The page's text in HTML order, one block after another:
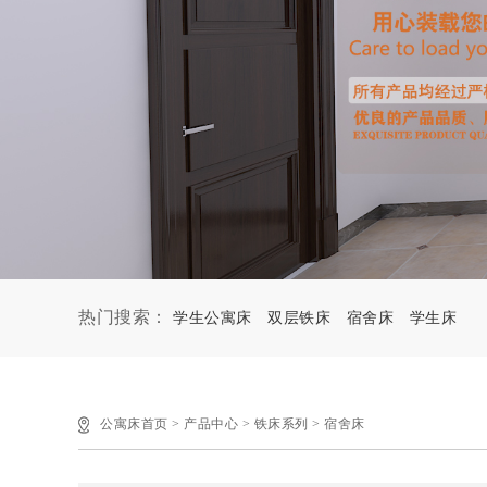
热门搜索： 学生公寓床 双层铁床 宿舍床 学生床
公寓床首页 > 产品中心 > 铁床系列 > 宿舍床